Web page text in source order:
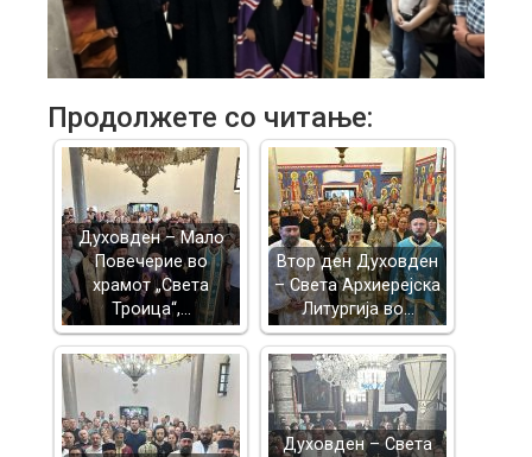
Продолжете со читање:
Духовден – Мало
Повечерие во
храмот „Света
Троица“,…
Втор ден Духовден
– Света Архиерејска
Литургија во…
Духовден – Света